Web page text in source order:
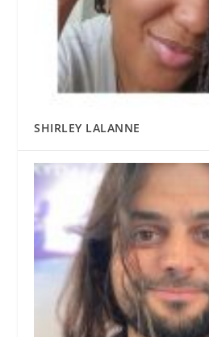
SHIRLEY LALANNE